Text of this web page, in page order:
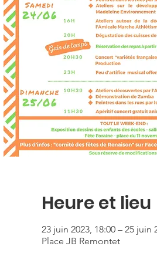
Heure et lieu
23 juin 2023, 18:00 – 25 juin
Place JB Remontet